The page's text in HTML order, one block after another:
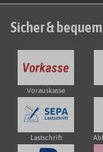
Sicher &
Vorauskasse
Lastschrift